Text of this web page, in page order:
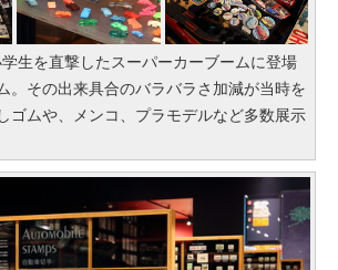
生を直撃したスーパーカーブームに登場
。その出来具合のバラバラさ加減が当時を
ゴムや、メンコ、プラモデルなど多数展示